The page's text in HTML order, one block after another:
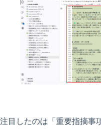
注目したのは「重要指摘事